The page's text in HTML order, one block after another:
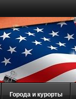
Города и курорты